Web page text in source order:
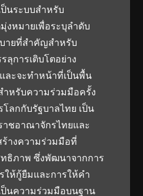
ป็นระบบสำหรับ
งหมายเพื่อระบุลำดับ
ายที่สำคัญสำหรับ
ลุการเติบโตอย่าง
ละจะทำหน้าที่เป็นพื้น
ำหรับความร่วมมือครั้ง
ลกกับรัฐบาลไทย เป็น
าชอาณาจักรไทยและ
างความร่วมมือที่
ธิภาพ ซึ่งพัฒนาจากการ
ห้กู้ยืมและการให้คำ
ป็นความร่วมมือบนฐาน